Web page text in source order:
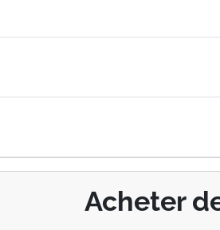
Acheter